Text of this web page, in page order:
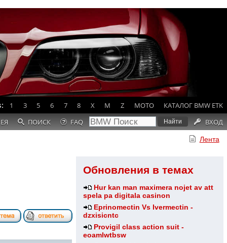
1 3 5 6 7 8 X M Z MOTO
КАТАЛОГ BMW ETK
ПОИСК FAQ ВХОД
Лента
Обновления в темах
Hur kan man maximera nojet av att
spela pa digitala casinon
Eprinomectin Vs Ivermectin -
dzxisicntc
Provigil class action suit -
eoamlwtbsw